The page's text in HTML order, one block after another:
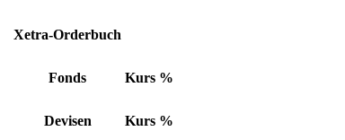
Xetra-Orderbuch
Fonds Kurs %
Devisen Kurs %